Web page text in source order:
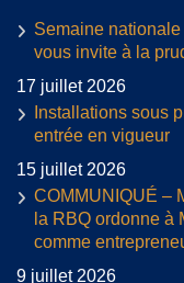
Semaine
vous invite à la
17 juillet 2026
Installations sous
entrée en vigueur
15 juillet 2026
COMMUNIQUÉ –
la RBQ ordonne à
comme
9 juillet 2026